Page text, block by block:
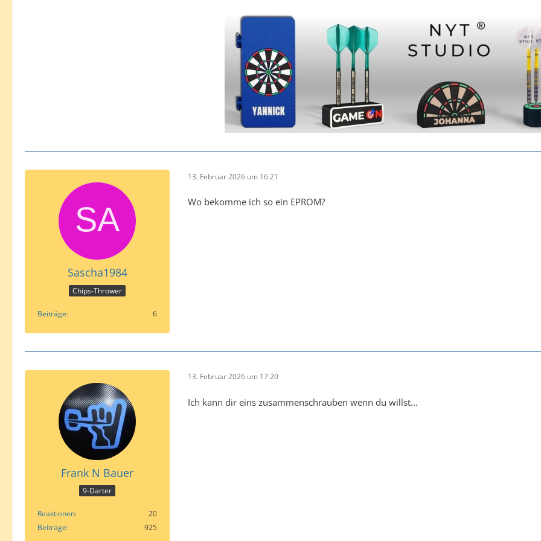
Sascha1984
Chips-Thrower
Beiträge 6
13. Februar 2026 um 16:21
Wo bekomme ich so ein EPROM?
Frank N Bauer
9-Darter
Reaktionen
20
Beiträge
925
13. Februar 2026 um 17:20
Ich kann dir eins zusammenschrauben wenn du willst...